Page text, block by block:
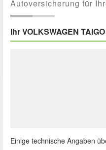
Autoversicherung für
Ihr VOLKSWAGEN
Einige technische Angaben